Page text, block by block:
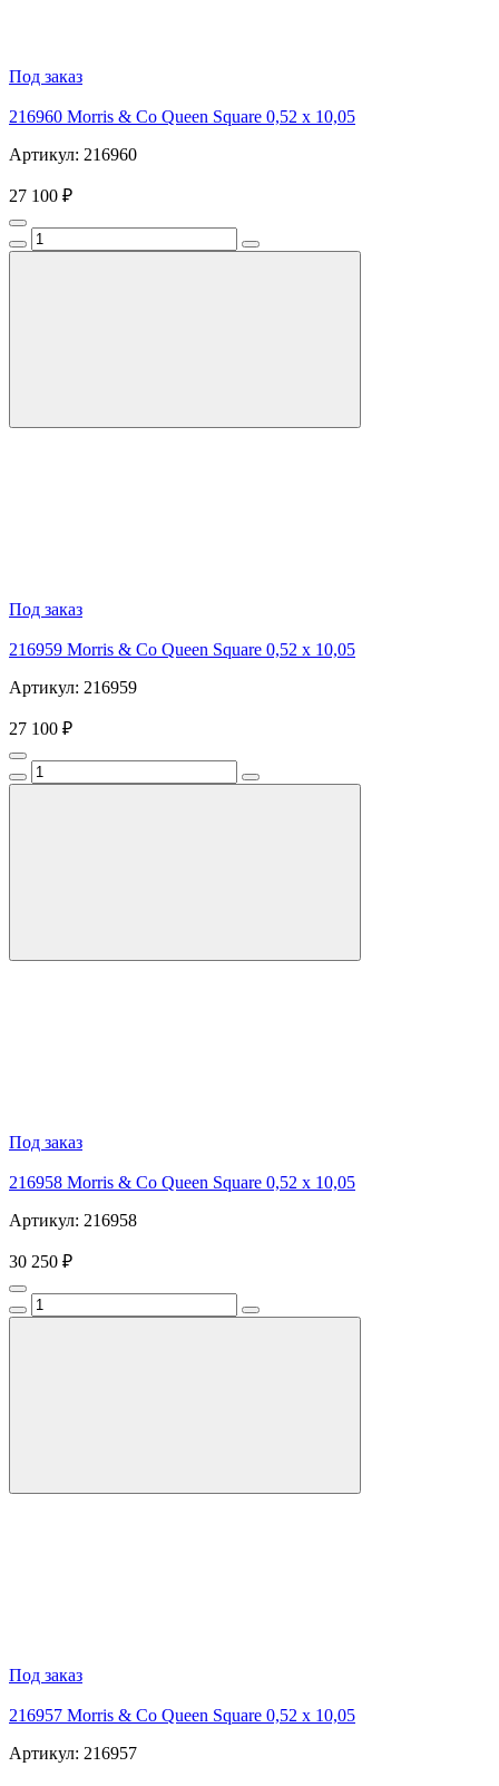
Под заказ
216960 Morris & Co Queen Square 0,52 x 10,05
Артикул: 216960
27 100 ₽
Под заказ
216959 Morris & Co Queen Square 0,52 x 10,05
Артикул: 216959
27 100 ₽
Под заказ
216958 Morris & Co Queen Square 0,52 x 10,05
Артикул: 216958
30 250 ₽
Под заказ
216957 Morris & Co Queen Square 0,52 x 10,05
Артикул: 216957